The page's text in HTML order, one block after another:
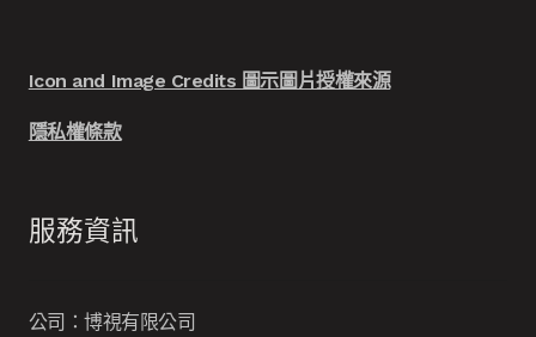
Icon and Image Credits 圖示圖片授權來源
隱私權條款
服務資訊
公司：博視有限公司